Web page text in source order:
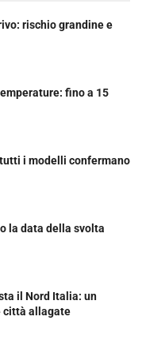
rischio grandine e
fino a 15
i modelli confermano
la data della svolta
il Nord Italia: un
città allagate